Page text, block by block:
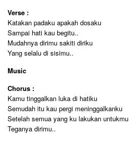
Verse :
Katakan padaku apakah dosaku
Sampai hati kau begitu..
Mudahnya dirimu sakiti diriku
Yang selalu di sisimu..
Music
Chorus :
Kamu tinggalkan luka di hatiku
Semudah itu kau pergi meninggalkanku
Setelah semua yang ku lakukan untukmu
Teganya dirimu..